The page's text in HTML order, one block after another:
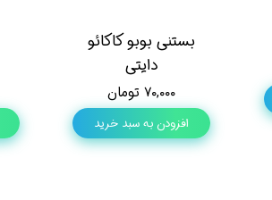
بستنی بوبو کاکائو
دایتی
۷۰,۰۰۰ تومان
افزودن به سبد خرید